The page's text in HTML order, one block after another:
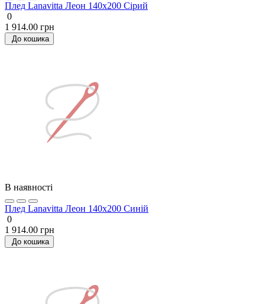
Плед Lanavitta Леон 140x200 Сірий
0
1 914.00 грн
До кошика
В наявності
Плед Lanavitta Леон 140x200 Синій
0
1 914.00 грн
До кошика